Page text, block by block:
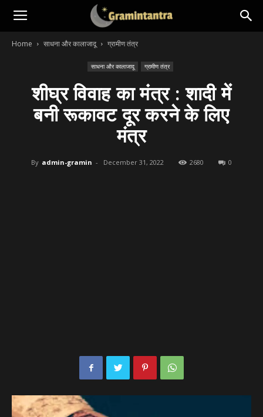
Home साधना और कालाजादू ग्रामीण तंत्र
साधना और कालाजादू ग्रामीण तंत्र
शीघ्र विवाह का मंत्र : शादी में
बनी रूकावट दूर करने के लिए
मंत्र
By admin-gramin - December 31, 2022 2680 0